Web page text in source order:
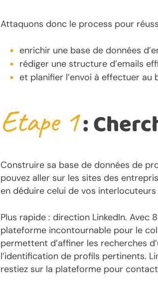
Attaquons donc le process pour
enrichir une base de données
rédiger une structure d’emails
et planifier l’envoi à effectuer au
Etape 1:
Construire sa base de données de
pouvez aller sur les sites des
en déduire celui de vos interlocuteurs
Plus rapide : direction LinkedIn. Avec
plateforme incontournable pour le
permettent d’affiner les recherches
l’identification de profils pertinents.
restiez sur la plateforme pour